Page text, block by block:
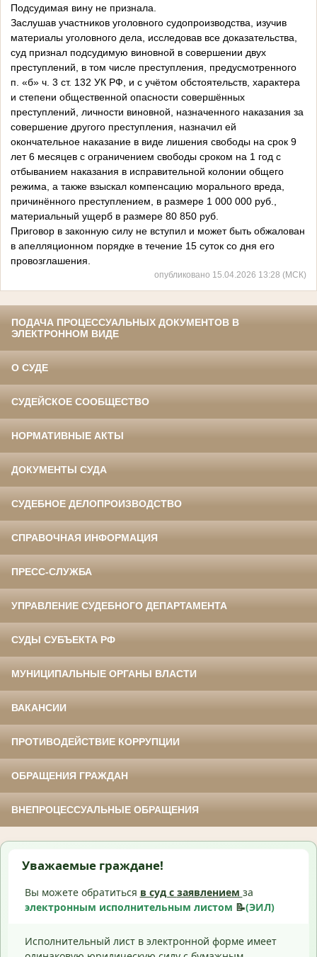
Подсудимая вину не признала.
Заслушав участников уголовного судопроизводства, изучив
материалы уголовного дела, исследовав все доказательства,
суд признал подсудимую виновной в совершении двух
преступлений, в том числе преступления, предусмотренного
п. «б» ч. 3 ст. 132 УК РФ, и с учётом обстоятельств, характера
и степени общественной опасности совершённых
преступлений, личности виновной, назначенного наказания за
совершение другого преступления, назначил ей
окончательное наказание в виде лишения свободы на срок 9
лет 6 месяцев с ограничением свободы сроком на 1 год с
отбыванием наказания в исправительной колонии общего
режима, а также взыскал компенсацию морального вреда,
причинённого преступлением, в размере 1 000 000 руб.,
материальный ущерб в размере 80 850 руб.
Приговор в законную силу не вступил и может быть обжалован
в апелляционном порядке в течение 15 суток со дня его
провозглашения.
опубликовано 15.04.2026 13:28 (МСК)
ПОДАЧА ПРОЦЕССУАЛЬНЫХ ДОКУМЕНТОВ В
ЭЛЕКТРОННОМ ВИДЕ
О СУДЕ
СУДЕЙСКОЕ СООБЩЕСТВО
НОРМАТИВНЫЕ АКТЫ
ДОКУМЕНТЫ СУДА
СУДЕБНОЕ ДЕЛОПРОИЗВОДСТВО
СПРАВОЧНАЯ ИНФОРМАЦИЯ
ПРЕСС-СЛУЖБА
УПРАВЛЕНИЕ СУДЕБНОГО ДЕПАРТАМЕНТА
СУДЫ СУБЪЕКТА РФ
МУНИЦИПАЛЬНЫЕ ОРГАНЫ ВЛАСТИ
ВАКАНСИИ
ПРОТИВОДЕЙСТВИЕ КОРРУПЦИИ
ОБРАЩЕНИЯ ГРАЖДАН
ВНЕПРОЦЕССУАЛЬНЫЕ ОБРАЩЕНИЯ
Уважаемые граждане!
Вы можете обратиться в суд с заявлением за
электронным исполнительным листом 📝(ЭИЛ)
Исполнительный лист в электронной форме имеет